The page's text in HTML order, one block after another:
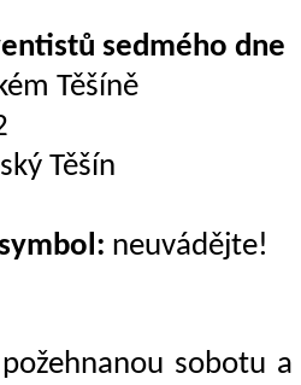
sedmého dne
Těšíně
Těšín
neuvádějte!
sobotu